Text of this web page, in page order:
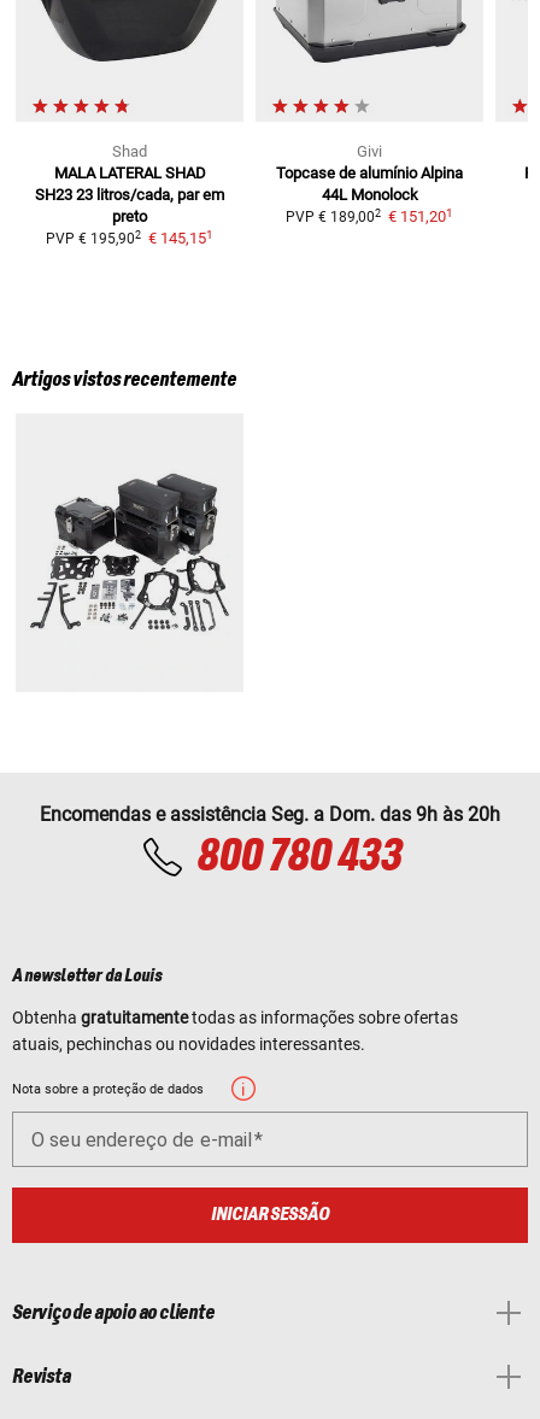
Shad
MALA LATERAL SHAD
SH23 23 litros/cada, par em
preto
PVP € 195,902 € 145,151
Givi
Topcase de alumínio Alpina
44L Monolock
PVP € 189,002 € 151,201
Artigos vistos recentemente
Encomendas e assistência Seg. a Dom. das 9h às 20h
800 780 433
A newsletter da Louis
Obtenha gratuitamentetodas as informações sobre ofertas
atuais, pechinchas ou novidades interessantes.
Nota sobre a proteção de dados
O seu endereço de e-mail
INICIAR SESSÃO
Serviço de apoio ao cliente
Revista